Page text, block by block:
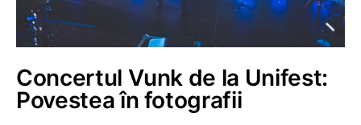
Concertul Vunk de la Unifest:
Povestea în fotografii